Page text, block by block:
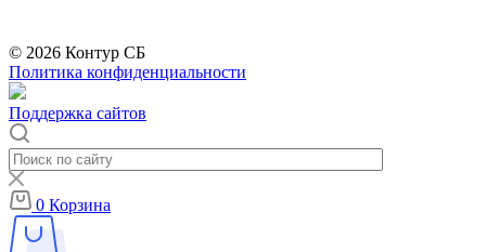
© 2026 Контур СБ
Политика конфиденциальности
Поддержка сайтов
0 Корзина